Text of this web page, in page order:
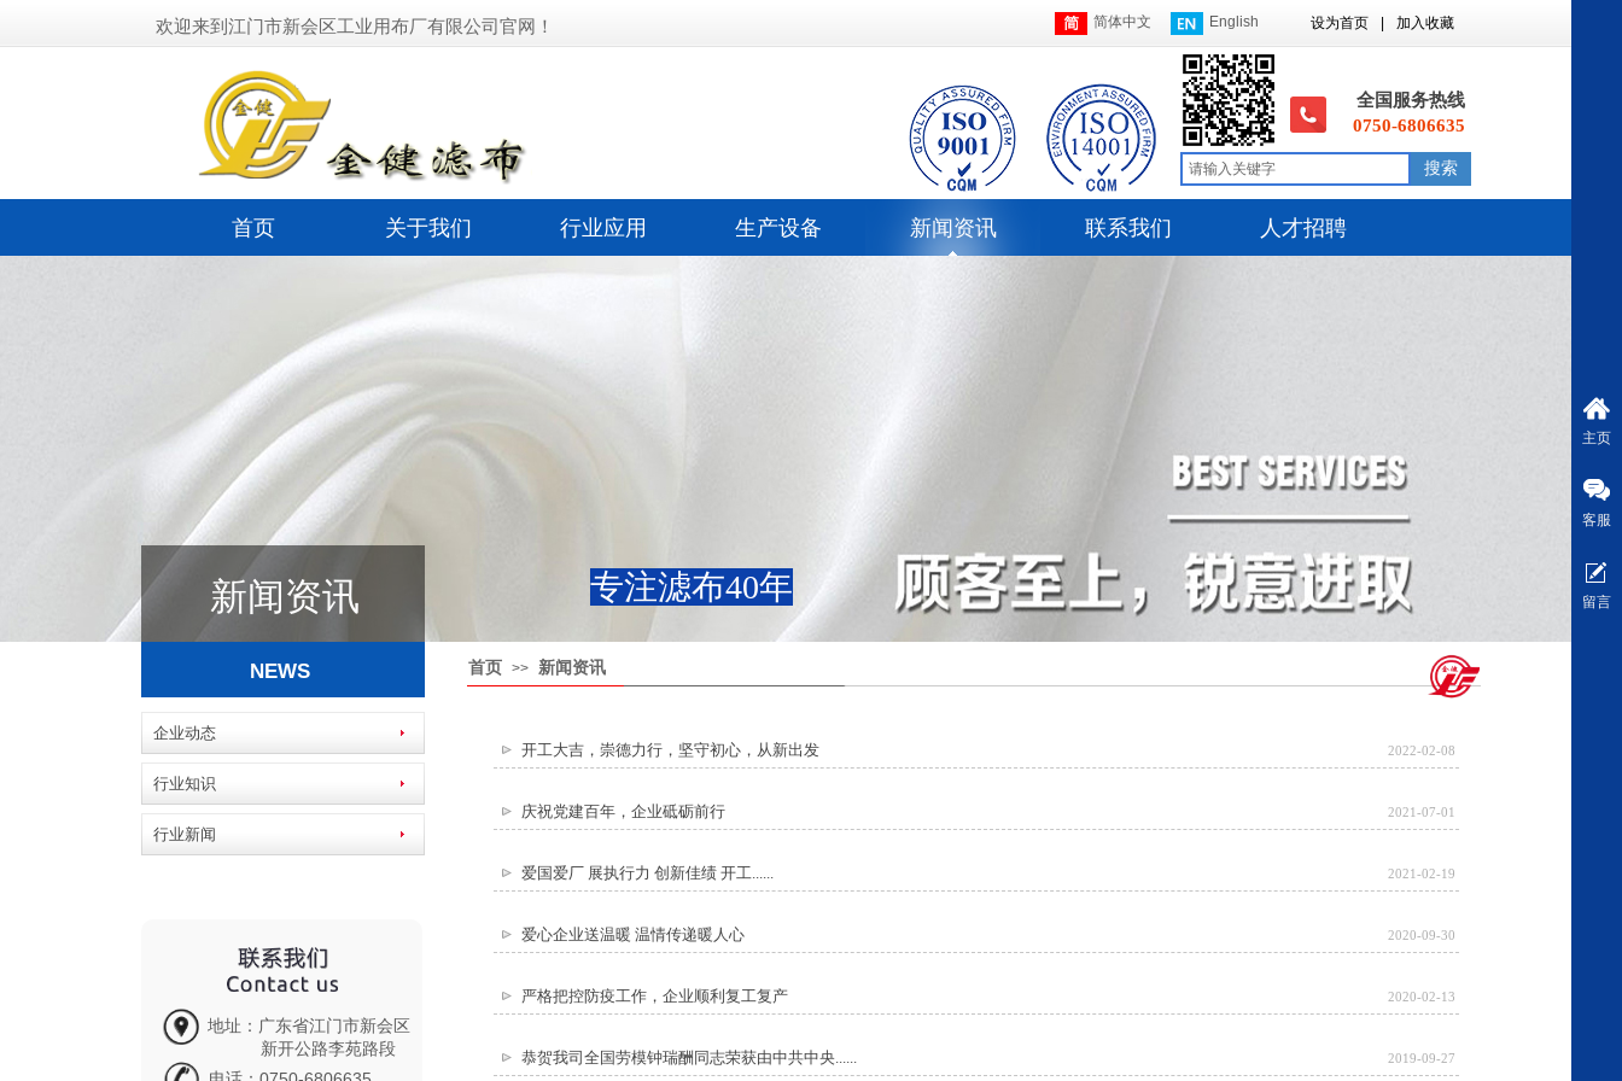
简体中文 English 设为首页 加入收藏
搜索
全国服务热线
0750-6806635
首页 关于我们 行业应用 生产设备 新闻资讯 联系我们 人才招聘
欢迎来到江门市新会区工业用布厂有限公司官网！
专注滤布40年
新闻资讯
NEWS 首页 >> 新闻资讯
企业动态
行业知识
行业新闻
开工大吉，崇德力行，坚守初心，从新出发 2022-02-08
庆祝党建百年，企业砥砺前行 2021-07-01
爱国爱厂 展执行力 创新佳绩 开工...... 2021-02-19
爱心企业送温暖 温情传递暖人心 2020-09-30
严格把控防疫工作，企业顺利复工复产 2020-02-13
恭贺我司全国劳模钟瑞酬同志荣获由中共中央...... 2019-09-27
地址：广东省江门市新会区
新开公路李苑路段
主页
客服
留言